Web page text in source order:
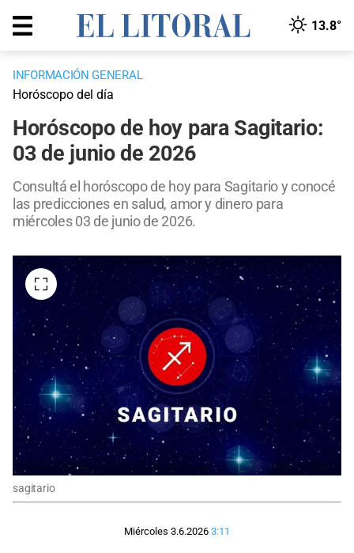
13.8°
INFORMACIÓN GENERAL
Horóscopo del día
Horóscopo de hoy para Sagitario:
03 de junio de 2026
Consultá el horóscopo de hoy para Sagitario y conocé
las predicciones en salud, amor y dinero para
miércoles 03 de junio de 2026.
sagitario
Miércoles 3.6.2026 3:11